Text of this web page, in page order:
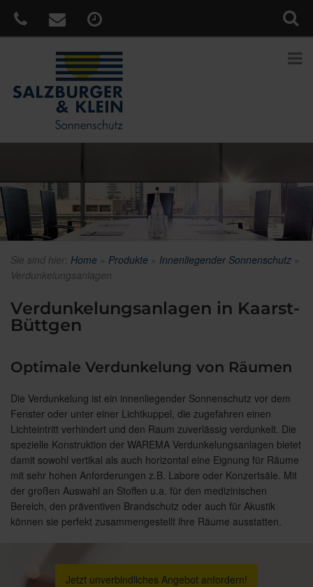
Sie sind hier: Home » Produkte » Innenliegender Sonnenschutz »
Verdunkelungsanlagen
Verdunkelungsanlagen in Kaarst-
Büttgen
Optimale Verdunkelung von Räumen
Die Verdunkelung ist ein innenliegender Sonnenschutz vor dem
Fenster oder unter einer Lichtkuppel, die zugefahren einen
Lichteintritt verhindert und den Raum zuverlässig verdunkelt. Die
spezielle Konstruktion der WAREMA Verdunkelungsanlagen bietet
damit sowohl vertikal als auch horizontal eine Eignung für Räume
mit sehr hohen Anforderungen z.B. Labore oder Konzertsäle. Mit
der großen Auswahl an Stoffen u.a. für den medizinischen
Bereich, den präventiven Brandschutz oder auch für Akustik
können sie perfekt zusammengestellt ihre Räume ausstatten.
Jetzt unverbindliches Angebot anfordern!